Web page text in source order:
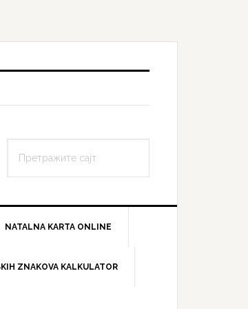
сајт
NATALNA KARTA ONLINE
ZNAKOVA KALKULATOR